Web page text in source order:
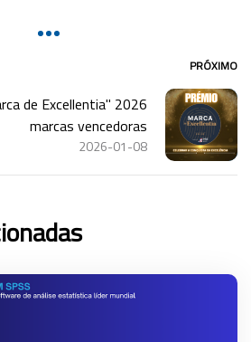
PRÓXIMO
de Excellentia" 2026
marcas vencedoras
2026-01-08